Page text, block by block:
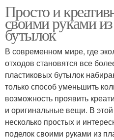
Просто и
своими руками
бутылок
В современном мире, где
отходов становятся все
пластиковых бутылок
только способ уменьшить
возможность проявить
и оригинальные вещи. В
несколько простых и
поделок своими руками из